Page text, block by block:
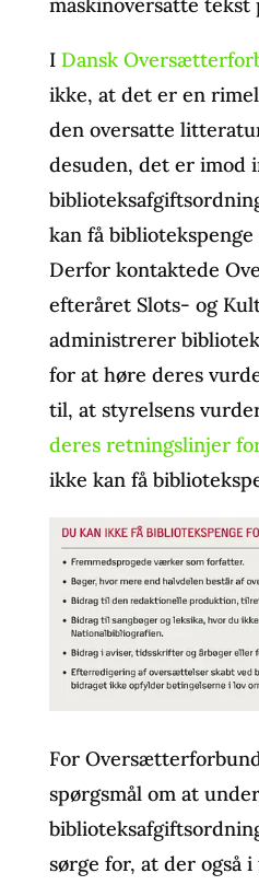
IDansk
ikke, at det er en
den oversatte
desuden, det er imod
kan få
Derfor kontaktede
efteråret Slots- og
administrerer
for at høre deres
til, at styrelsens
deres retningslinjer
ikke kan få
For
spørgsmål om at
sørge for, at der også